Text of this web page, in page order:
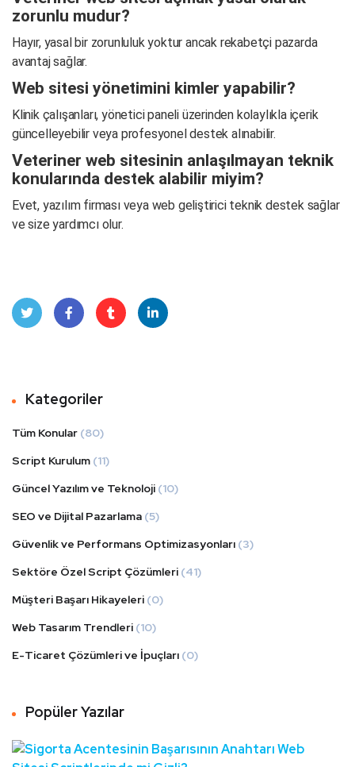
zorunlu mudur?
Hayır, yasal bir zorunluluk yoktur ancak rekabetçi pazarda
avantaj sağlar.
Web sitesi yönetimini kimler yapabilir?
Klinik çalışanları, yönetici paneli üzerinden kolaylıkla içerik
güncelleyebilir veya profesyonel destek alınabilir.
Veteriner web sitesinin anlaşılmayan teknik
konularında destek alabilir miyim?
Evet, yazılım firması veya web geliştirici teknik destek sağlar
ve size yardımcı olur.
Kategoriler
Tüm Konular (80)
Script Kurulum (11)
Güncel Yazılım ve Teknoloji (10)
SEO ve Dijital Pazarlama (5)
Güvenlik ve Performans Optimizasyonları (3)
Sektöre Özel Script Çözümleri (41)
Müşteri Başarı Hikayeleri (0)
Web Tasarım Trendleri (10)
E-Ticaret Çözümleri ve İpuçları (0)
Popüler Yazılar